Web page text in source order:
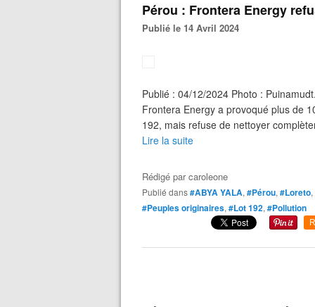
Pérou : Frontera Energy
Publié le 14 Avril 2024
Publié : 04/12/2024 Photo :
Frontera Energy a provoqué plus de
192, mais refuse de nettoyer
Lire la suite
Rédigé parcaroleone
Publié dans#ABYA YALA, #Pérou, #Loreto,
#Peuples originaires, #Lot 192, #Pollution